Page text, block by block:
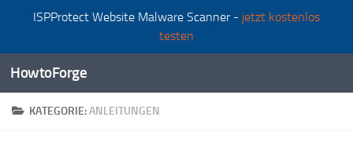
ISPProtect Website Malware Scanner - jetzt kostenlos
testen
Zum Inhalt springen
HowtoForge
KATEGORIE:ANLEITUNGEN